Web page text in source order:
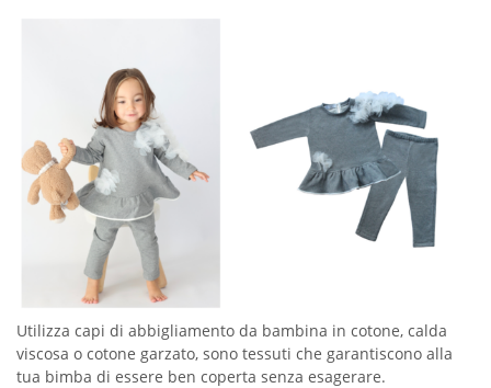
Utilizza capi di abbigliamento da bambina in cotone, calda
viscosa o cotone garzato, sono tessuti che garantiscono alla
tua bimba di essere ben coperta senza esagerare.